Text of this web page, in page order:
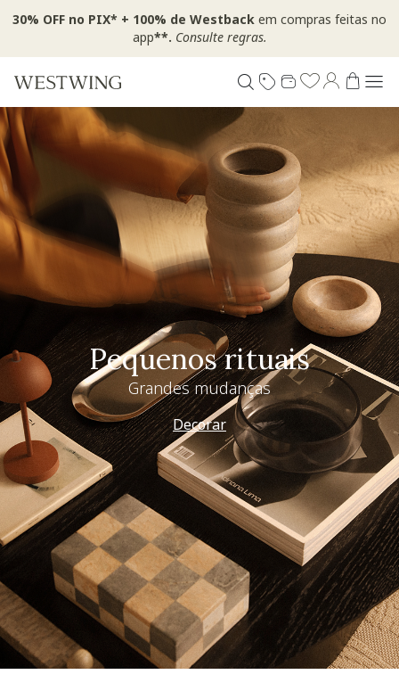
30% OFF no PIX* + 100% de Westback em compras feitas no
app**. Consulte regras.
Especial Dia dos Pais
Westwing + @_nathaliacandelaria
Vem ver